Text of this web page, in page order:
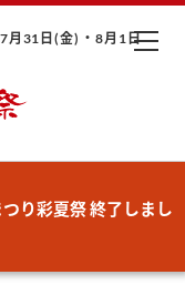
月31日(金)・8月1日
り彩夏祭 終了しまし